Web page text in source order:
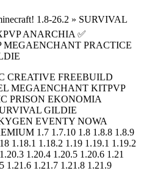
1.8-26.2 » SURVIVAL
ANARCHIA ✅
PRACTICE
CREATIVE FREEBUILD
MEGAENCHANT KITPVP
PRISON EKONOMIA
GILDIE
EVENTY NOWA
1.7 1.7.10 1.8 1.8.8 1.8.9
1.18.1 1.18.2 1.19 1.19.1 1.19.2
1.20.4 1.20.5 1.20.6 1.21
1.21.6 1.21.7 1.21.8 1.21.9